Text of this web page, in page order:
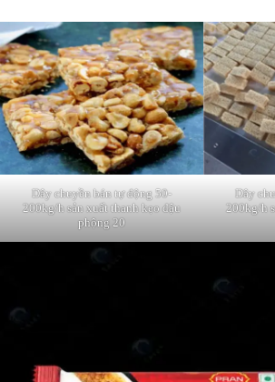
Dây chuyền bán tự động 50-
200kg/h sản xuất thanh kẹo đậu
phộng 20
Dây
200kg/h